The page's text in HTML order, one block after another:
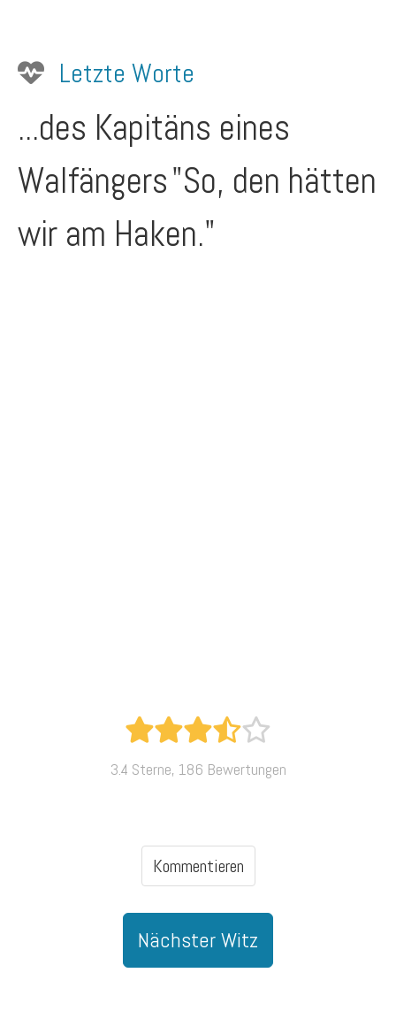
Letzte Worte
...des Kapitäns eines
Walfängers"So, den hätten
wir am Haken."
3.4 Sterne, 186 Bewertungen
Kommentieren
Nächster Witz